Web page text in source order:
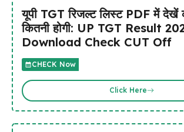
यूपी TGT रिजल्ट लिस्ट PDF में
कितनी होगी: UP TGT Result
Download Check CUT Off
CHECK Now
Click Here